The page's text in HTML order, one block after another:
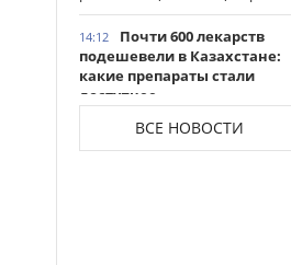
14:12
Почти 600 лекарств
подешевели в Казахстане:
какие препараты стали
доступнее
Казахстанские
таеквондисты завоевали
ВСЕ НОВОСТИ